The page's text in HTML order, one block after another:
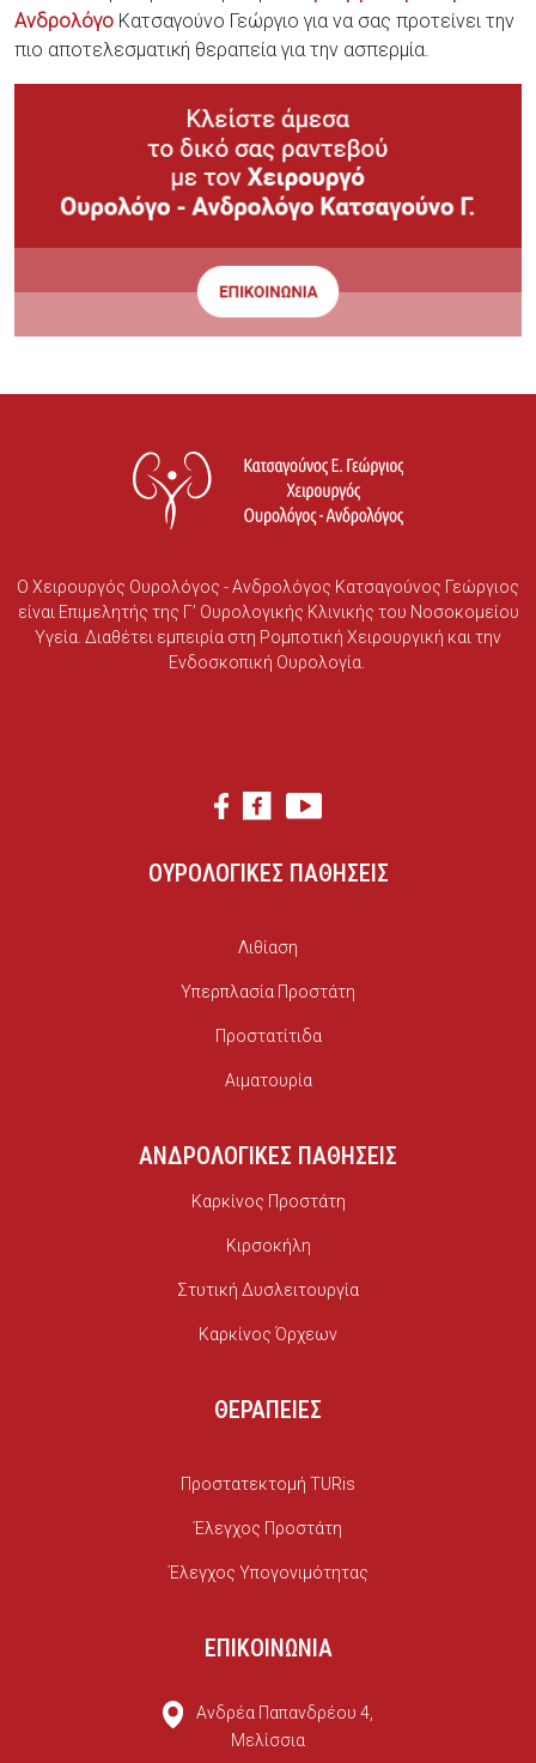
Ανδρολόγο Κατσαγούνο Γεώργιο για να σας προτείνει την
πιο αποτελεσματική θεραπεία για την ασπερμία.
Ο Χειρουργός Ουρολόγος - Ανδρολόγος Κατσαγούνος Γεώργιος
είναι Επιμελητής της Γ’ Ουρολογικής Κλινικής του Νοσοκομείου
Υγεία. Διαθέτει εμπειρία στη Ρομποτική Χειρουργική και την
Ενδοσκοπική Ουρολογία.
ΟΥΡΟΛΟΓΙΚΕΣ ΠΑΘΗΣΕΙΣ
Λιθίαση
Υπερπλασία Προστάτη
Προστατίτιδα
Αιματουρία
ΑΝΔΡΟΛΟΓΙΚΕΣ ΠΑΘΗΣΕΙΣ
Καρκίνος Προστάτη
Κιρσοκήλη
Στυτική Δυσλειτουργία
Καρκίνος Όρχεων
ΘΕΡΑΠΕΙΕΣ
Προστατεκτομή TURis
Έλεγχος Προστάτη
Έλεγχος Υπογονιμότητας
ΕΠΙΚΟΙΝΩΝΙΑ
Ανδρέα Παπανδρέου 4,
Μελίσσια